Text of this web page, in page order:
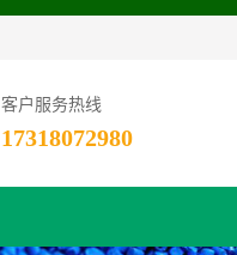
客户服务热线
17318072980